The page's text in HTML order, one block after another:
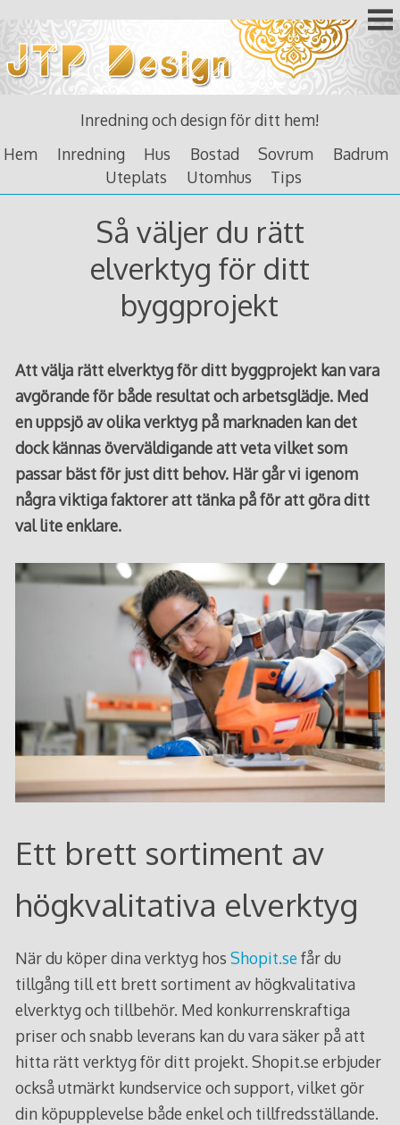
content
Inredning och design för ditt hem!
Hem
Inredning Hus Bostad Sovrum
Badrum
Uteplats
Utomhus Tips
Så väljer du rätt
elverktyg för ditt
byggprojekt
Att välja rätt elverktyg för ditt byggprojekt kan vara
avgörande för både resultat och arbetsglädje. Med
en uppsjö av olika verktyg på marknaden kan det
dock kännas överväldigande att veta vilket som
passar bäst för just ditt behov. Här går vi igenom
några viktiga faktorer att tänka på för att göra ditt
val lite enklare.
Ett brett sortiment av
högkvalitativa elverktyg
När du köper dina verktyg hos Shopit.sefår du
tillgång till ett brett sortiment av högkvalitativa
elverktyg och tillbehör. Med konkurrenskraftiga
priser och snabb leverans kan du vara säker på att
hitta rätt verktyg för ditt projekt. Shopit.se erbjuder
också utmärkt kundservice och support, vilket gör
din köpupplevelse både enkel och tillfredsställande.